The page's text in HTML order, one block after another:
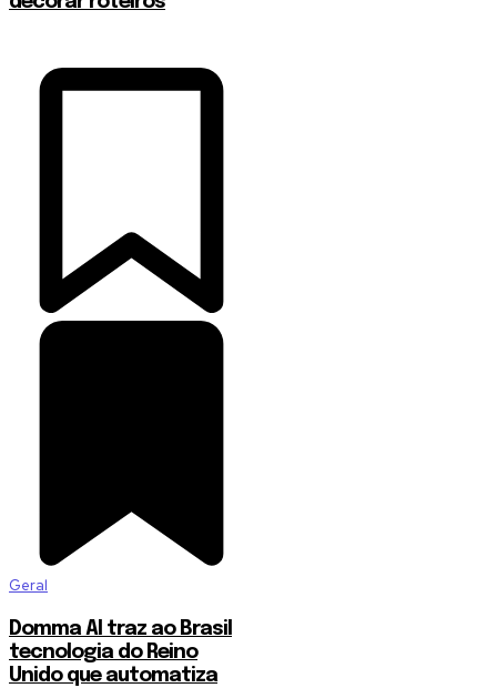
Geral
Domma AI traz ao Brasil
tecnologia do Reino
Unido que automatiza